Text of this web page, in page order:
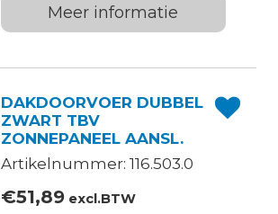
Meer informatie
DAKDOORVOER DUBBEL
ZWART TBV
ZONNEPANEEL AANSL.
Artikelnummer: 116.503.0
€51,89excl.BTW